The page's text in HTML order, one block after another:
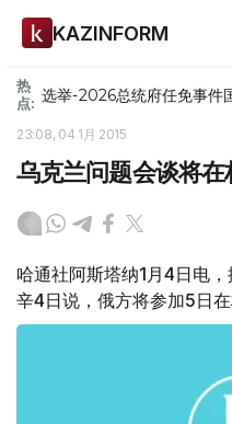
KAZINFORM
热
点: 选举-2026总统府任免事件
23:08, 04 1月 2015
乌克兰问题会谈将在
哈通社阿斯塔纳1月4日电
辛4日说，俄方将参加5日